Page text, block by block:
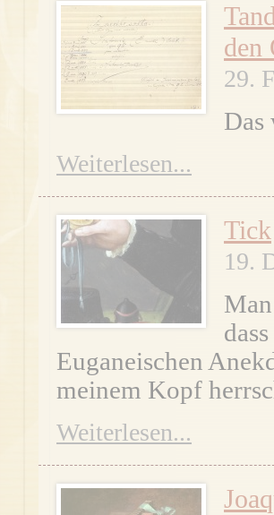
den
29.
Das
Weiterlesen...
Tick
19.
Euganeischen
meinem Kopf
Weiterlesen...